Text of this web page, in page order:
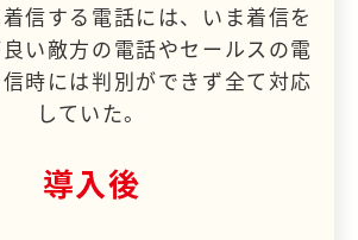
信する電話には、いま着信を
い敵方の電話やセールスの電
時には判別ができず全て対応
していた。
導入後